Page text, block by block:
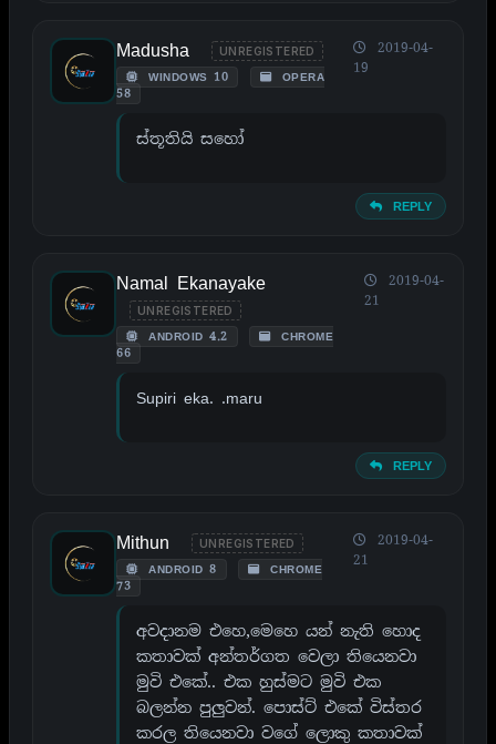
Madusha UNREGISTERED
WINDOWS 10
OPERA
58
2019-04-
19
ස්තූතියි සහෝ
REPLY
Namal Ekanayake
UNREGISTERED
ANDROID 4.2
CHROME
66
2019-04-
21
Supiri eka. .maru
REPLY
Mithun UNREGISTERED
ANDROID 8
CHROME
73
2019-04-
21
අවදානම එහෙ,මෙහෙ යන් නැති හොද
කතාවක් අන්තර්ගත වෙලා තියෙනවා
මුවි එකේ.. එක හුස්මට මුවි එක
බලන්න පුලුවන්. පොස්ට් එකේ විස්තර
කරල තියෙනවා වගේ ලොකු කතාවක්